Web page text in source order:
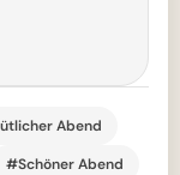
Abend
#Schöner Abend